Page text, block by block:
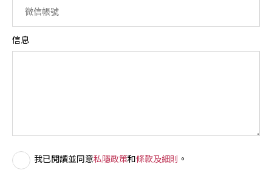
信息
我已閱讀並同意私隱政策和條款及細則 。